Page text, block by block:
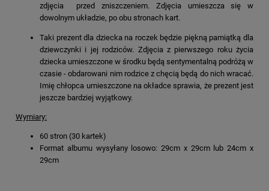
zdjęcia przed zniszczeniem. Zdjęcia umieszcza się w
dowolnym układzie, po obu stronach kart.
Taki prezent dla dziecka na roczek będzie piękną pamiątką dla
dziewczynki i jej rodziców. Zdjęcia z pierwszego roku życia
dziecka umieszczone w środku będą sentymentalną podróżą w
czasie - obdarowani nim rodzice z chęcią będą do nich wracać.
Imię chłopca umieszczone na okładce sprawia, że prezent jest
jeszcze bardziej wyjątkowy.
Wymiary:
60 stron (30 kartek)
Format albumu wysyłany losowo: 29cm x 29cm lub 24cm x
29cm